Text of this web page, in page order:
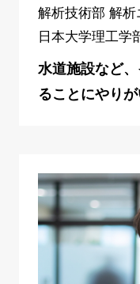
解析技術部 解析
日本大学理工学
水道施設など
ることにやりが